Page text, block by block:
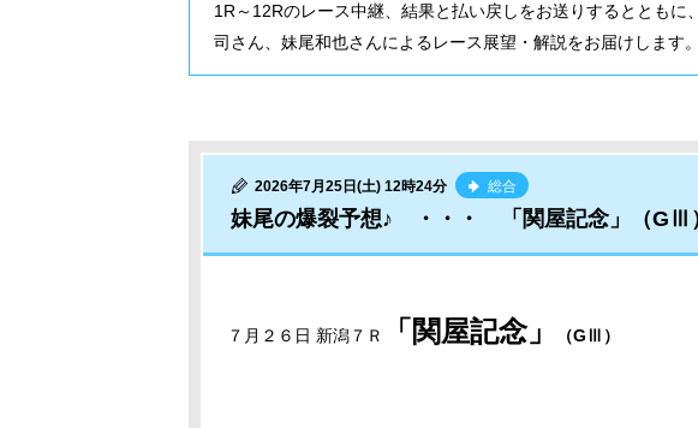
1R～12Rのレース中継、結果と払い戻しをお送りするとともに
司さん、妹尾和也さんによるレース展望・解説をお届けします。
2026年7月25日(土) 12時24分 総合
妹尾の爆裂予想♪ ・・・ 「関屋記念」（GⅢ
７月２６日 新潟７Ｒ 「関屋記念」 （GⅢ）